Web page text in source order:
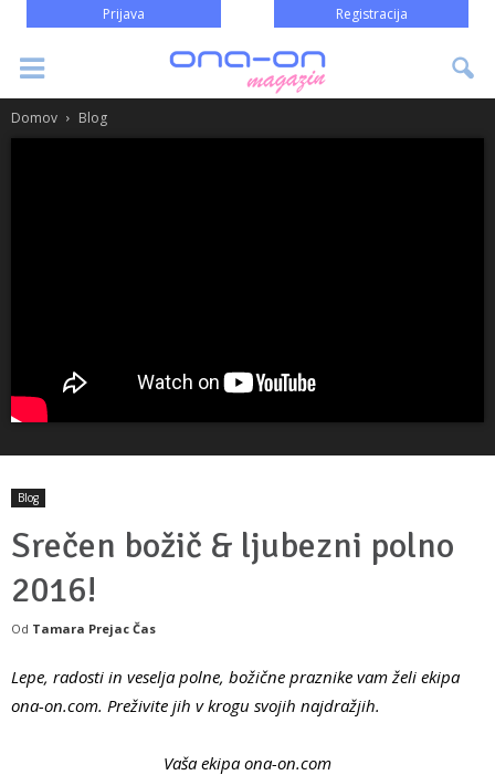
Prijava Registracija
Domov Blog
Blog
Srečen božič & ljubezni polno
2016!
Od Tamara Prejac Čas
Lepe, radosti in veselja polne, božične praznike vam želi ekipa
ona-on.com. Preživite jih v krogu svojih najdražjih.
Vaša ekipa ona-on.com